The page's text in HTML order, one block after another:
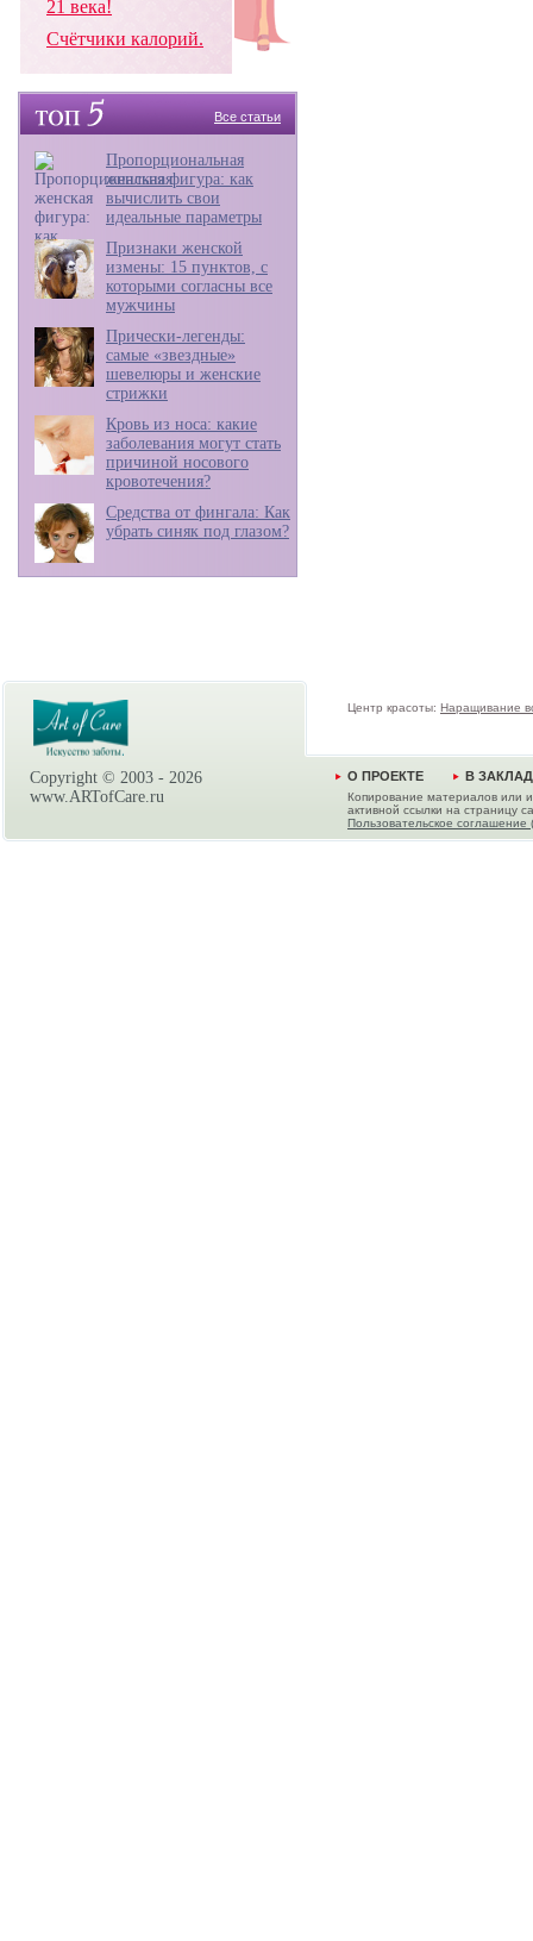
21 века!
Счётчики калорий.
Все статьи
Пропорциональная
женская фигура: как
вычислить свои
идеальные параметры
Признаки женской
измены: 15 пунктов, с
которыми согласны все
мужчины
Прически-легенды:
самые «звездные»
шевелюры и женские
стрижки
Кровь из носа: какие
заболевания могут стать
причиной носового
кровотечения?
Средства от фингала: Как
убрать синяк под глазом?
Copyright © 2003 - 2026
www.ARTofCare.ru
Центр красоты: Наращивание
О ПРОЕКТЕ В
Копирование материалов или
активной ссылки на страницу
Пользовательское